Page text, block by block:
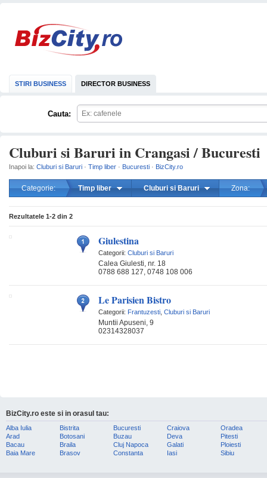
STIRI BUSINESS DIRECTOR BUSINESS
Cauta:
Cluburi si Baruri in Crangasi / Bucuresti
Inapoi la: Cluburi si Baruri · Timp liber · Bucuresti · BizCity.ro
Categorie: Timp liber Cluburi si Baruri Zona:
Rezultatele 1-2 din 2
Giulestina
Categorii: Cluburi si Baruri
Calea Giulesti, nr. 18
0788 688 127, 0748 108 006
Le Parisien Bistro
Categorii: Frantuzesti Cluburi si Baruri
Muntii Apuseni, 9
02314328037
BizCity.ro este si in orasul tau:
Alba Iulia
Arad
Bacau
Baia Mare
Bistrita
Botosani
Braila
Brasov
Bucuresti
Buzau
Cluj Napoca
Constanta
Craiova
Deva
Galati
Iasi
Oradea
Pitesti
Ploiesti
Sibiu